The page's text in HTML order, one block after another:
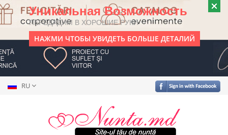
Уникальная Возможность
ПЕРЕДАДИМ В ХОРОШИЕ РУКИ
НАЖМИ ЧТОБЫ УВИДЕТЬ БОЛЬШЕ ДЕТАЛИЙ
RU